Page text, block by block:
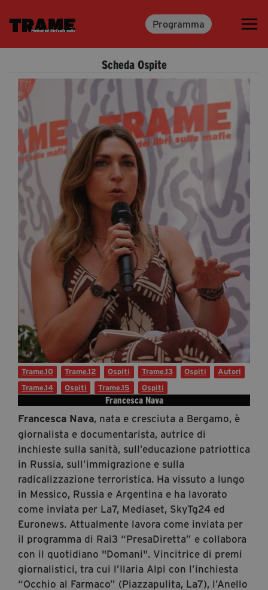
Programma
Trame.15
Libri
Media & Press
News & Kit
Accrediti Stampa
Cartella Stampa
Rassegna Stampa
Partecipa
Diventa Partner
Dona
Fondazione Trame
Chi Siamo
Civico Trame
#Trameascuola
Visioni Civiche
Mostra 3D - Visioni Civiche
Il Diritto di Essere
Archivio Storico
Contatti
segreteria@tramefestival.it
info@tramefestival.it
+39 346 954 4078
Scheda Ospite
Francesca Nava
Francesca Nava, nata e cresciuta a Bergamo, è
giornalista e documentarista, autrice di
inchieste sulla sanità, sull’educazione patriottica
in Russia, sull’immigrazione e sulla
radicalizzazione terroristica. Ha vissuto a lungo
in Messico, Russia e Argentina e ha lavorato
come inviata per La7, Mediaset, SkyTg24 ed
Euronews. Attualmente lavora come inviata per
il programma di Rai3 “PresaDiretta” e collabora
con il quotidiano "Domani". Vincitrice di premi
giornalistici, tra cui l’Ilaria Alpi con l’inchiesta
“Occhio al Farmaco” (Piazzapulita, La7), l’Anello
Trame.10 Trame.12 Ospiti Trame.13 Ospiti
Autori
Trame.14
Ospiti Trame.15 Ospiti